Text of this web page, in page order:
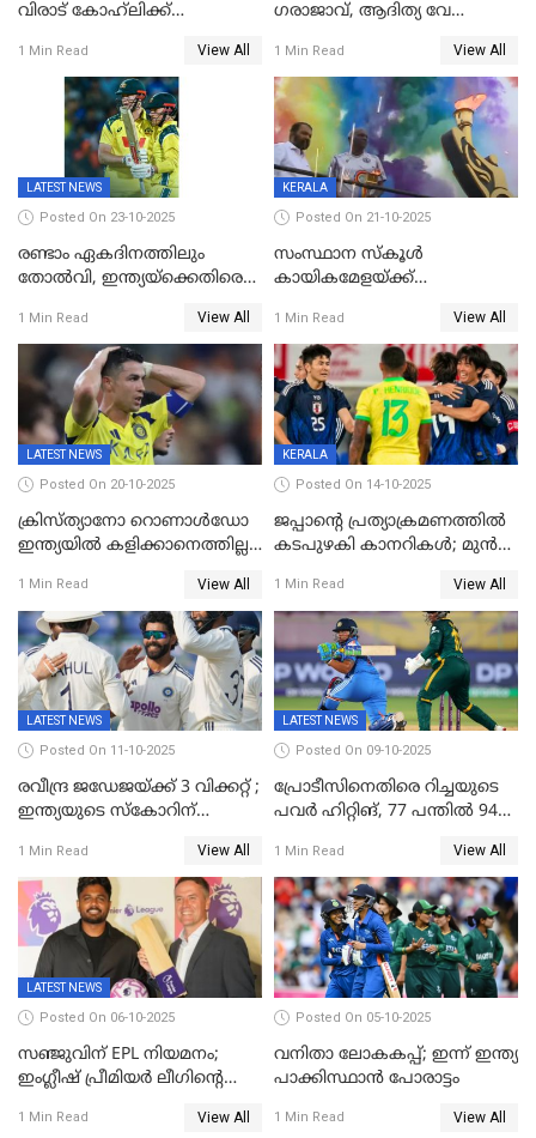
വിരാട് കോഹ്‍ലിക്ക്
മുൻനായകരുടെ മികവിൽ
ഓസീസിനെതിരെ ഉജ്ജ്വല
1 Min Read View All
ഗരാജാവ്, ആദിത്യ വേ​
ബോയ്സിലും സബ്‌ജൂനിയർ
ഗേൾസിലും റെക്കോർഡോടെ
സ്വർണം, ദേവപ്രിയ 87ലെ
റെക്കോർഡ് തിരുത്തി
1 Min Read View All
LATEST NEWS
Posted On 23-10-2025
രണ്ടാം ഏകദിനത്തിലും
തോൽവി, ഇന്ത്യയ്‌ക്കെതിരെ
1 Min Read View All
KERALA
Posted On 21-10-2025
സംസ്ഥാന സ്കൂൾ
കായികമേളയ്ക്ക്
ഒളിംപിക്‌സിന്റെ ഉദ്‌ഘാടനം
നിർവഹിച്ച് ധനമന്ത്രി K N
ബാലഗോപാൽ;ദീപശിഖ
തെളിയിച്ച് I M വിജയൻ
1 Min Read View All
LATEST NEWS
Posted On 20-10-2025
ക്രിസ്ത്യാനോ റൊണാൾഡോ
ഇന്ത്യയിൽ കളിക്കാനെത്തില്ല;
ഉൾപ്പെടുത്തിയില്ല
1 Min Read View All
KERALA
Posted On 14-10-2025
ജപ്പാന്റെ പ്രത്യാക്രമണത്തിൽ
കടപുഴകി കാനറികൾ; മുൻ
ജപ്പാന്റെ ആദ്യ ജയം
1 Min Read View All
LATEST NEWS
Posted On 11-10-2025
രവീന്ദ്ര ജഡേജയ്ക്ക് 3 വിക്കറ്റ് ;
ഇന്ത്യയുടെ സ്കോറിന്
നാല് വിക്കറ്റ് നഷ്ടം
1 Min Read View All
LATEST NEWS
Posted On 09-10-2025
പ്രോടീസിനെതിരെ റിച്ചയുടെ
പവർ ഹിറ്റിങ്, 77 പന്തില്‍ 94
ലക്ഷ്യമൊരുക്കി ഇന്ത്യ; 28
വര്‍ഷം പഴക്കമുള്ള ലോക
റെക്കോര്‍ഡ് തകര്‍ത്ത് സ്മൃതി
1 Min Read View All
LATEST NEWS
Posted On 06-10-2025
സഞ്ജുവിന് EPL നിയമനം;
ഇംഗ്ലീഷ് പ്രീമിയര്‍ ലീഗിന്‍റെ
അംബാസഡര്‍
1 Min Read View All
Posted On 05-10-2025
വനിതാ ലോകകപ്പ്; ഇന്ന് ഇന്ത്യ
പാക്കിസ്ഥാന്‍ പോരാട്ടം
1 Min Read View All